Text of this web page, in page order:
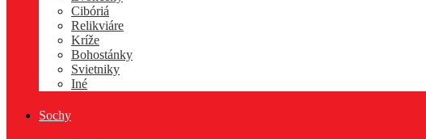
Cibóriá
Relikviáre
Kríže
Bohostánky
Svietniky
Iné
Sochy